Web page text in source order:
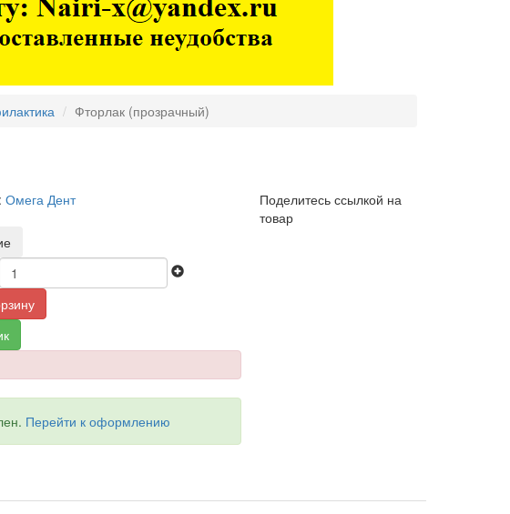
Фторлак (прозрачный)
Омега Дент
Перейти к оформлению
Поделитесь ссылкой на
товар